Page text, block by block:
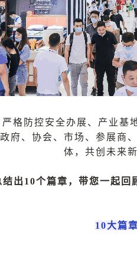
格防控安全办展、产业基
府、协会、市场、参展商
体，共创未来新
出10个篇章，带您一起回
10大篇章